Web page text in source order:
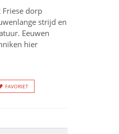
Friese dorp
strijd en
Eeuwen
hier
FAVORIET